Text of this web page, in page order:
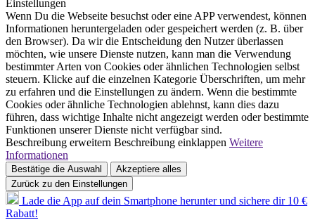
Einstellungen
Wenn Du die Webseite besuchst oder eine APP verwendest, können
Informationen heruntergeladen oder gespeichert werden (z. B. über
den Browser). Da wir die Entscheidung den Nutzer überlassen
möchten, wie unsere Dienste nutzen, kann man die Verwendung
bestimmter Arten von Cookies oder ähnlichen Technologien selbst
steuern. Klicke auf die einzelnen Kategorie Überschriften, um mehr
zu erfahren und die Einstellungen zu ändern. Wenn die bestimmte
Cookies oder ähnliche Technologien ablehnst, kann dies dazu
führen, dass wichtige Inhalte nicht angezeigt werden oder bestimmte
Funktionen unserer Dienste nicht verfügbar sind.
Beschreibung erweitern Beschreibung einklappen Weitere
Informationen
Bestätige die Auswahl
Akzeptiere alles
Zurück zu den Einstellungen
Lade die App auf dein Smartphone herunter und sichere dir 10 €
Rabatt!